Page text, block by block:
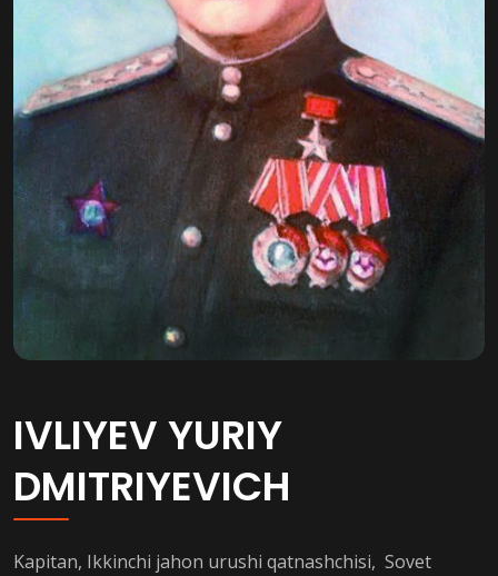
IVLIYEV YURIY
DMITRIYEVICH
Kapitan, Ikkinchi jahon urushi qatnashchisi, Sovet